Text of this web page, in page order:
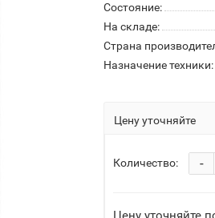
Состояние:
На складе:
Страна
Назначение техники:
Цену уточняйте
Количество: -